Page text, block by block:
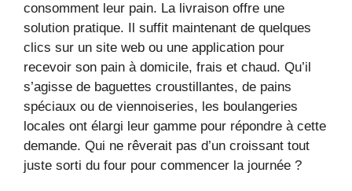
consomment leur pain. La livraison offre une
solution pratique. Il suffit maintenant de quelques
clics sur un site web ou une application pour
recevoir son pain à domicile, frais et chaud. Qu’il
s’agisse de baguettes croustillantes, de pains
spéciaux ou de viennoiseries, les boulangeries
locales ont élargi leur gamme pour répondre à cette
demande. Qui ne rêverait pas d’un croissant tout
juste sorti du four pour commencer la journée ?